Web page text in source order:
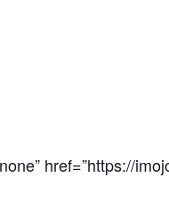
href=”https://